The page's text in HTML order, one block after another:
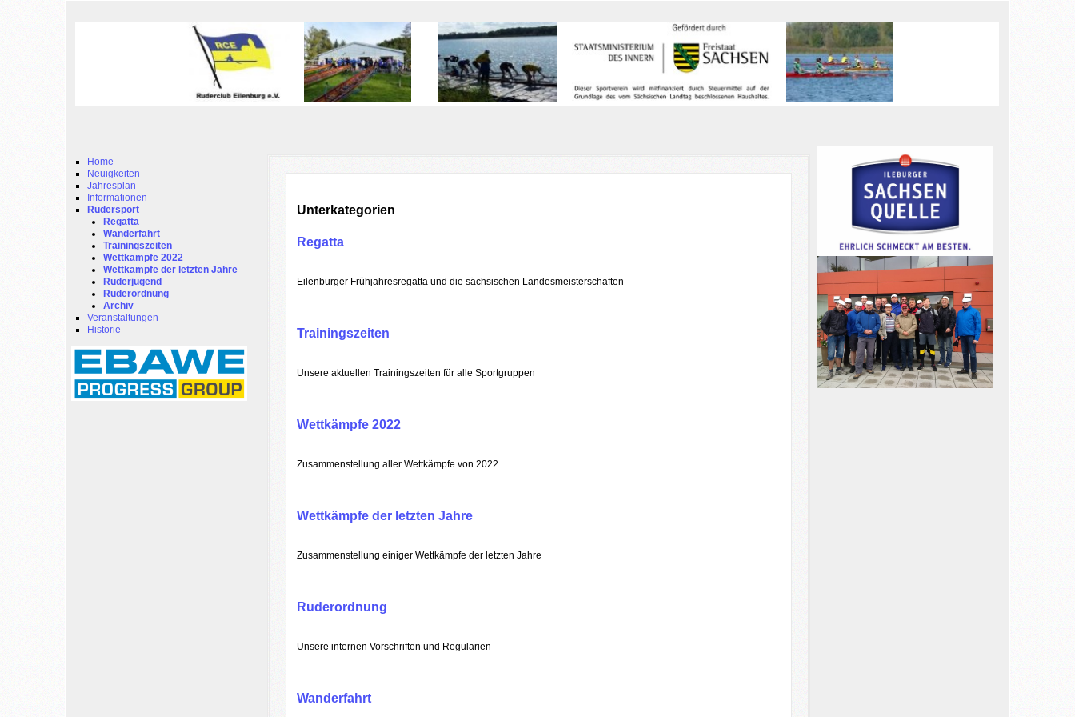
Home
Neuigkeiten
Jahresplan
Informationen
Rudersport
Regatta
Wanderfahrt
Trainingszeiten
Wettkämpfe 2022
Wettkämpfe der letzten Jahre
Ruderjugend
Ruderordnung
Archiv
Veranstaltungen
Historie
Unterkategorien
Regatta
Eilenburger Frühjahresregatta und die sächsischen Landesmeisterschaften
Trainingszeiten
Unsere aktuellen Trainingszeiten für alle Sportgruppen
Wettkämpfe 2022
Zusammenstellung aller Wettkämpfe von 2022
Wettkämpfe der letzten Jahre
Zusammenstellung einiger Wettkämpfe der letzten Jahre
Ruderordnung
Unsere internen Vorschriften und Regularien
Wanderfahrt